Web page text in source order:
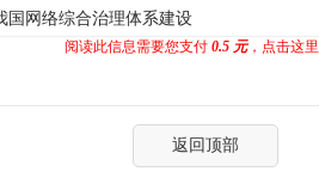
国网络综合治理体系建设
阅读此信息需要您支付 0.5 元，点击这
返回顶部